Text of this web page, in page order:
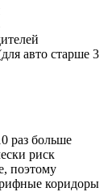
авто старше 3
раз больше
риск
поэтому
коридоры